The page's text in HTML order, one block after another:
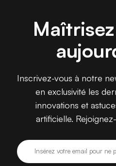
Inscrivez-vous à notre
en exclusivité les
innovations et
artificielle.